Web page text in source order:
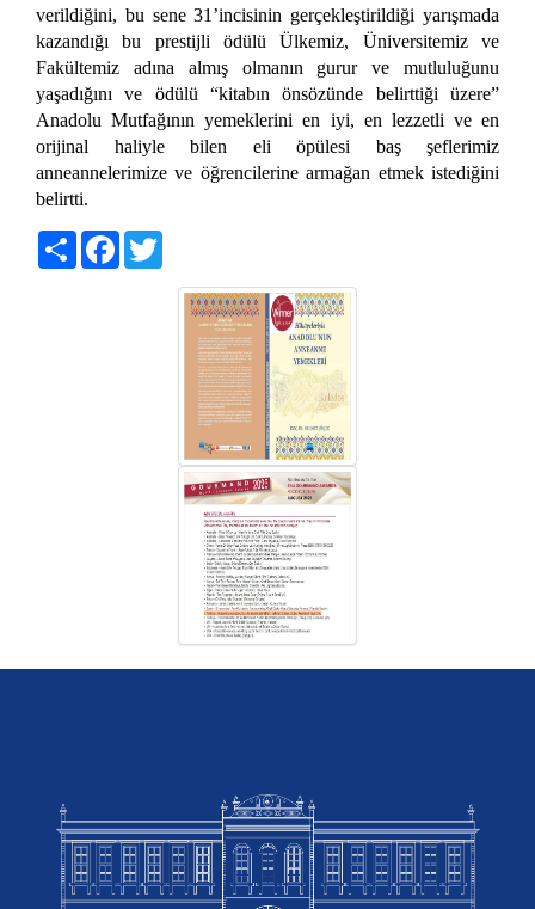
verildiğini, bu sene 31’incisinin gerçekleştirildiği yarışmada
kazandığı bu prestijli ödülü Ülkemiz, Üniversitemiz ve
Fakültemiz adına almış olmanın gurur ve mutluluğunu
yaşadığını ve ödülü “kitabın önsözünde belirttiği üzere”
Anadolu Mutfağının yemeklerini en iyi, en lezzetli ve en
orijinal haliyle bilen eli öpülesi baş şeflerimiz
anneannelerimize ve öğrencilerine armağan etmek istediğini
belirtti.
Share Facebook